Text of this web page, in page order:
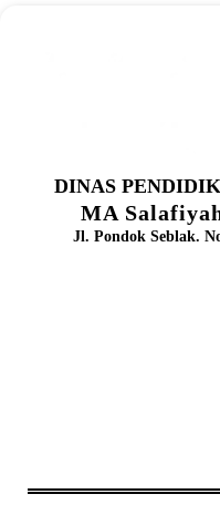
DINAS
MA
Jl. Pondok Seblak.